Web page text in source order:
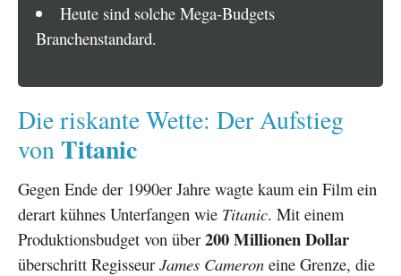
Heute sind solche Mega-Budgets
Branchenstandard.
Die riskante Wette: Der Aufstieg
vonTitanic
Gegen Ende der 1990er Jahre wagte kaum ein Film ein
derart kühnes Unterfangen wie Titanic. Mit einem
Produktionsbudget von über 200 Millionen Dollar
überschritt Regisseur James Cameron eine Grenze, die